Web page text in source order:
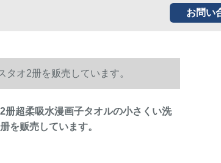
お問い
オ2册を贩売しています。
册超柔吸水漫画子タオルの小さくい洗
を贩売しています。